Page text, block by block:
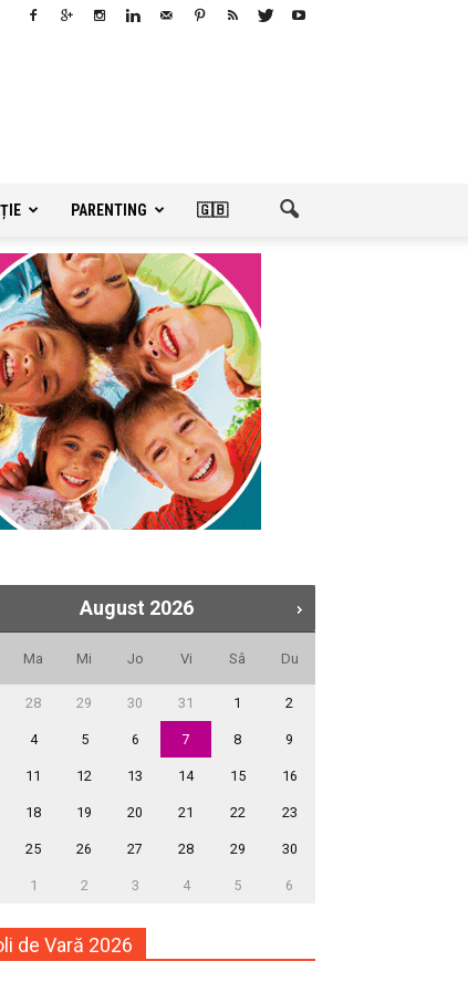
PARENTING 🇬🇧
August 2026
Ma Mi Jo Vi Sâ Du
28 29 30 31 1 2
4 5 6 7 8 9
11 12 13 14 15 16
18 19 20 21 22 23
25 26 27 28 29 30
1 2 3 4 5 6
de Vară 2026